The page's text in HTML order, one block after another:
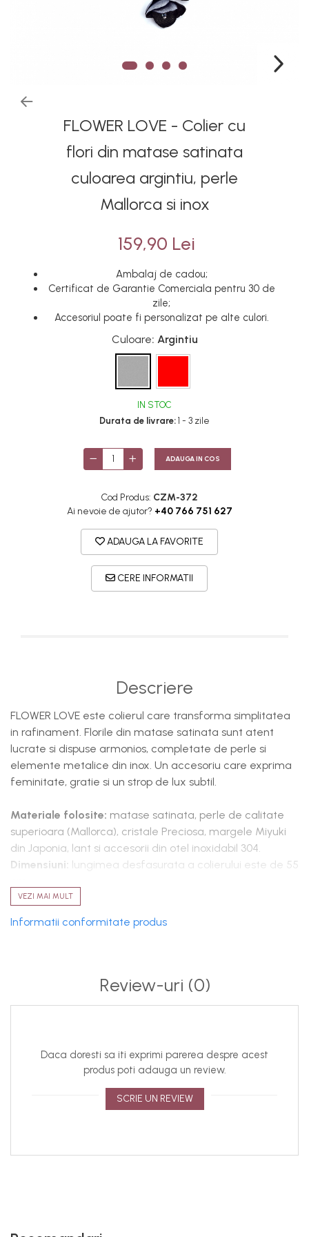
FLOWER LOVE - Colier cu
flori din matase satinata
culoarea argintiu, perle
Mallorca si inox
159,90 Lei
Ambalaj de cadou;
Certificat de Garantie Comerciala pentru 30 de
zile;
Accesoriul poate fi personalizat pe alte culori.
Culoare: Argintiu
IN STOC
Durata de livrare: 1 - 3 zile
ADAUGA IN COS
Cod Produs: CZM-372
Ai nevoie de ajutor? +40 766 751 627
ADAUGA LA FAVORITE
CERE INFORMATII
Descriere
FLOWER LOVE este colierul care transforma simplitatea
in rafinament. Florile din matase satinata sunt atent
lucrate si dispuse armonios, completate de perle si
elemente metalice din inox. Un accesoriu care exprima
feminitate, gratie si un strop de lux subtil.
Materiale folosite: matase satinata, perle de calitate
superioara (Mallorca), cristale Preciosa, margele Miyuki
din Japonia, lant si accesorii din otel inoxidabil 304.
Dimensiuni: lungimea desfasurata a colierului este de 55
Intretinere si curatare:
evitati contactul cu parfumuri
sau produse cosmetice. Pastrati accesoriul in cutie,
din cauza variatiilor de lumina si a setarilor individuale
ale display-urilor dispozitivelor, culorile produselor pot
parea usor diferite fata de realitate. Ne straduim sa
pastram culorile cat mai fidel, dar va recomandam sa
luati in considerare posibilele variatii in perceptia culorii
VEZI MAI MULT
Informatii conformitate produs
Review-uri (0)
Daca doresti sa iti exprimi parerea despre acest
produs poti adauga un review.
SCRIE UN REVIEW